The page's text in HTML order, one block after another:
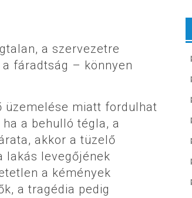
a szervezetre
fáradtság – könnyen
üzemelése miatt fordulhat
a behulló tégla, a
akkor a tüzelő
lakás levegőjének
a kémények
a tragédia pedig